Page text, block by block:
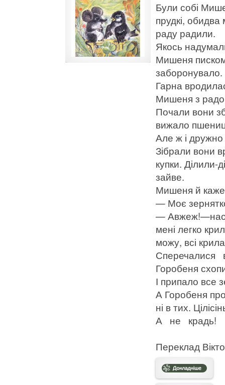
Були собі
прудкі,
раду радили.
Якось
Мишеня
Гарна
Мишеня з
Почали вони
вижало
Але ж і
Зібрали вони
купки. Ділили-
зайве.
Мишеня й
— Моє
—
мені легко
можу, всі
Сперечалися
Горобеня
І припало все
А Горобеня
ні в тих.
А не крадь!
Переклад